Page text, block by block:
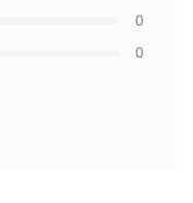
0
0